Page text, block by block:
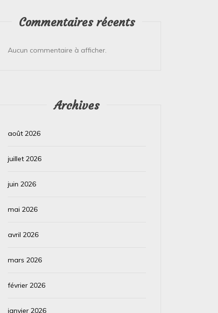
Commentaires récents
Aucun commentaire à afficher.
Archives
août 2026
juillet 2026
juin 2026
mai 2026
avril 2026
mars 2026
février 2026
janvier 2026